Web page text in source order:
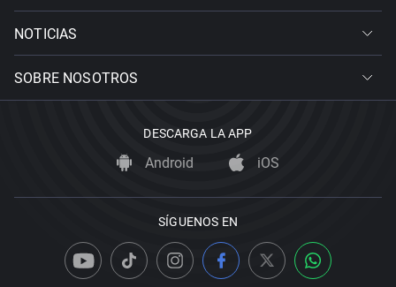
NOTICIAS
SOBRE NOSOTROS
DESCARGA LA APP
Android iOS
SÍGUENOS EN